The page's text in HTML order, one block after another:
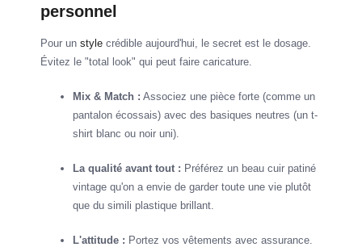
personnel
Pour un style crédible aujourd'hui, le secret est le dosage.
Évitez le "total look" qui peut faire caricature.
Mix & Match : Associez une pièce forte (comme un
pantalon écossais) avec des basiques neutres (un t-
shirt blanc ou noir uni).
La qualité avant tout : Préférez un beau cuir patiné
vintage qu'on a envie de garder toute une vie plutôt
que du simili plastique brillant.
L'attitude : Portez vos vêtements avec assurance.